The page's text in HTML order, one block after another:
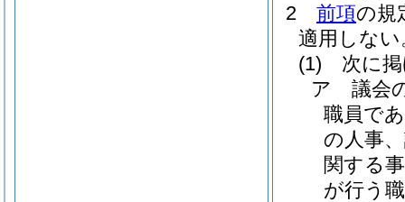
2
前項の規
適用しない
(1)
次に
ア
議会
職員で
の人事
関する
が行う